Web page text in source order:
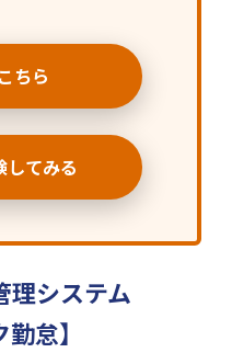
ちら
してみる
理システム
怠】